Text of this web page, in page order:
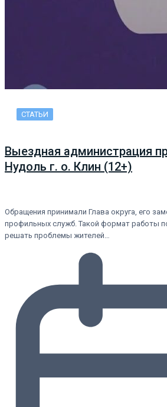
СТАТЬИ
Выездная администрация
Нудоль г. о. Клин (12+)
Обращения принимали Глава округа, его
профильных служб. Такой формат работы
решать проблемы жителей…